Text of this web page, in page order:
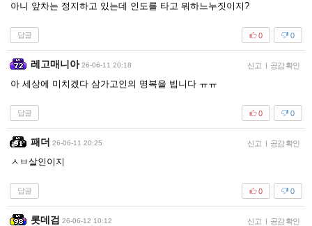
아니 앞차는 정지하고 있는데 인도를 타고 뭐하느누짓이지?
답글 0
0
레고매니아 26-06-11 20:18 신고 | 공감 확인
아 세상에 미치겠다 삼가고인의 명복을 빕니다 ㅠㅠ
답글 0
0
패더 26-06-11 20:25 신고 | 공감 확인
ㅅㅂ살인이지
답글 0
0
롯데검 26-06-12 10:12 신고 | 공감 확인